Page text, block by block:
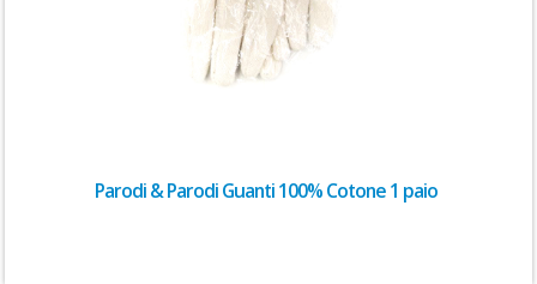
Parodi & Parodi Guanti 100% Cotone 1 paio